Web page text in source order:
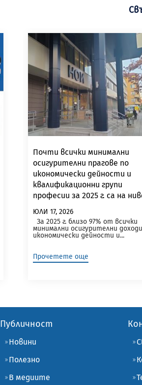
Почти всички минимални
осигурителни прагове по
икономически дейности и
квалификационни групи
професии за 2025 г. са на
заплата за страната
ЮЛИ 17, 2026
За 2025 г. близо 97% от всички
минимални осигурителни
икономически дейности и...
Прочетете още
Публичност
Новини
Полезно
В медиите